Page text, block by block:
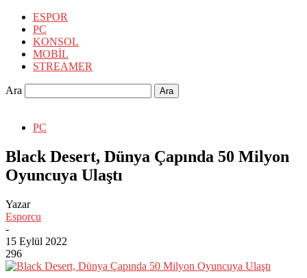
ESPOR
PC
KONSOL
MOBİL
STREAMER
Ara
PC
Black Desert, Dünya Çapında 50 Milyon
Oyuncuya Ulaştı
Yazar
Esporcu
-
15 Eylül 2022
296